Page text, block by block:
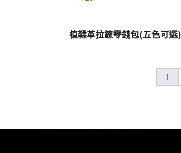
植鞣革拉鍊零錢包(五色可選)
1